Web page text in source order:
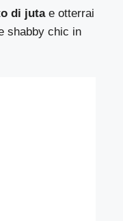
di jutae otterrai
shabby chic in